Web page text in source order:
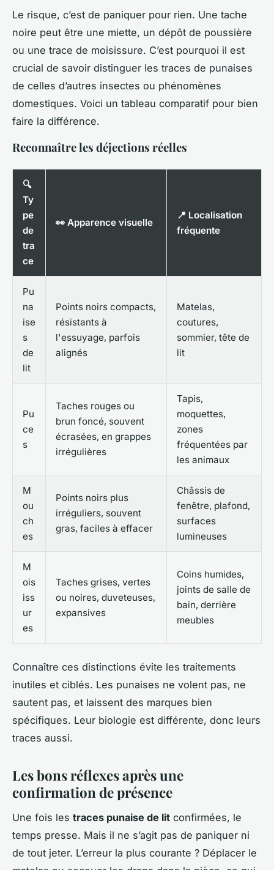
Le risque, c’est de paniquer pour rien. Une tache
noire peut être une miette, un dépôt de poussière
ou une trace de moisissure. C’est pourquoi il est
crucial de savoir distinguer les traces de punaises
de celles d’autres insectes ou phénomènes
domestiques. Voici un tableau comparatif pour bien
faire la différence.
Reconnaître les déjections réelles
🔍
Ty
pe
de
tra
ce
👀 Apparence visuelle
📍 Localisation
fréquente
Pu
na
ise
s
de
lit
Points noirs compacts,
résistants à
l'essuyage, parfois
alignés
Matelas,
coutures,
sommier, tête de
lit
Pu
ce
s
Taches rouges ou
brun foncé, souvent
écrasées, en grappes
irrégulières
Tapis,
moquettes,
zones
fréquentées par
les animaux
M
ou
ch
es
Points noirs plus
irréguliers, souvent
gras, faciles à effacer
Châssis de
fenêtre, plafond,
surfaces
lumineuses
M
ois
iss
ur
es
Taches grises, vertes
ou noires, duveteuses,
expansives
Coins humides,
joints de salle de
bain, derrière
meubles
Connaître ces distinctions évite les traitements
inutiles et ciblés. Les punaises ne volent pas, ne
sautent pas, et laissent des marques bien
spécifiques. Leur biologie est différente, donc leurs
traces aussi.
Les bons réflexes après une
confirmation de présence
Une fois les traces punaise de lit confirmées, le
temps presse. Mais il ne s’agit pas de paniquer ni
de tout jeter. L’erreur la plus courante ? Déplacer le